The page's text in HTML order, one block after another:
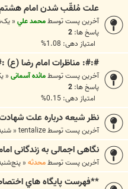
علت مُلقّب شدن امام هشتم
آخرین پست توسطمحمد علي« یک‌شنبه ۲۱
پاسخ ها: 2
امتیاز دهی: 1.08%
#:#: مناظرات امام رضا (ع)
آخرین پست توسطمائده آسمانی«
پاسخ ها: 2
امتیاز دهی: 0.15%
نظر شيعه درباره علت شهادت
آخرین پست توسطtentalize
« شنبه ۱۸ اسفند ۱۳۸۶,
نگاهی اجمالی به زندگانی
آخرین پست توسطمحدثه« پنج‌شنبه ۱۶ اسفند ۱۳۸۶,
**فهرست پايگاه هاي